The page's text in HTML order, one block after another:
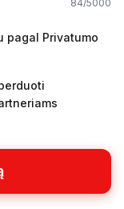
84/5000
pagal Privatumo